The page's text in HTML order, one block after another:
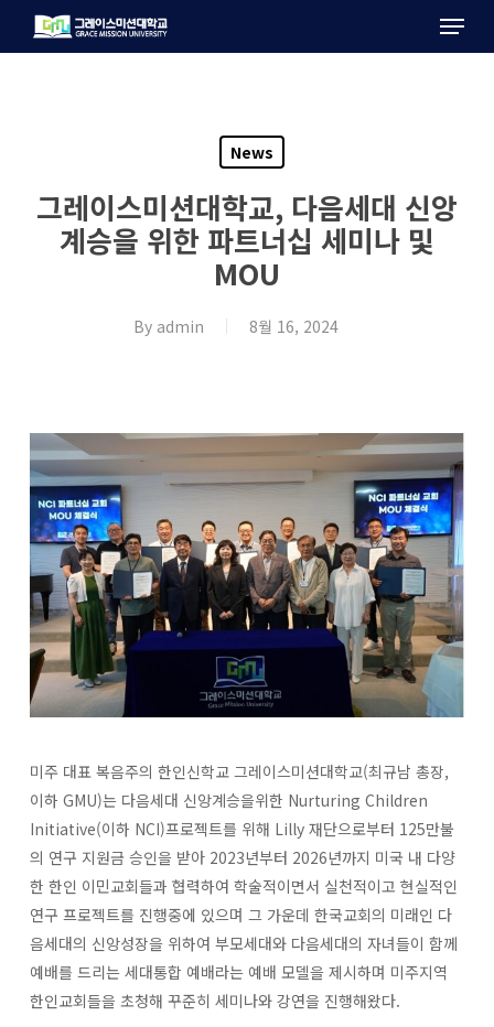
Menu
News
그레이스미션대학교, 다음세대 신앙
계승을 위한 파트너십 세미나 및
MOU
By admin 8월 16, 2024
미주 대표 복음주의 한인신학교 그레이스미션대학교(최규남 총장,
이하 GMU)는 다음세대 신앙계승을위한 Nurturing Children
Initiative(이하 NCI)프로젝트를 위해 Lilly 재단으로부터 125만불
의 연구 지원금 승인을 받아 2023년부터 2026년까지 미국 내 다양
한 한인 이민교회들과 협력하여 학술적이면서 실천적이고 현실적인
연구 프로젝트를 진행중에 있으며 그 가운데 한국교회의 미래인 다
음세대의 신앙성장을 위하여 부모세대와 다음세대의 자녀들이 함께
예배를 드리는 세대통합 예배라는 예배 모델을 제시하며 미주지역
한인교회들을 초청해 꾸준히 세미나와 강연을 진행해왔다.